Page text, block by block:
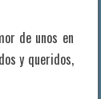
de unos en
y queridos,